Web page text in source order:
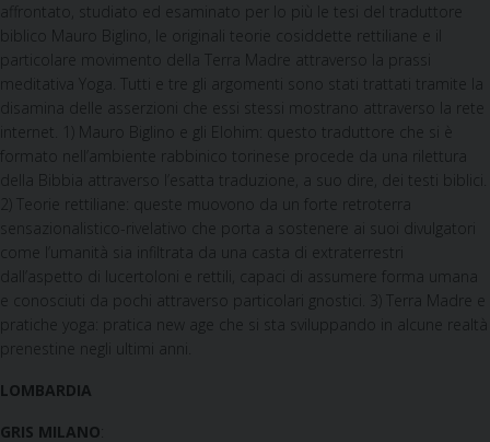
affrontato, studiato ed esaminato per lo più le tesi del traduttore
biblico Mauro Biglino, le originali teorie cosiddette rettiliane e il
particolare movimento della Terra Madre attraverso la prassi
meditativa Yoga. Tutti e tre gli argomenti sono stati trattati tramite la
disamina delle asserzioni che essi stessi mostrano attraverso la rete
internet. 1) Mauro Biglino e gli Elohim: questo traduttore che si è
formato nell’ambiente rabbinico torinese procede da una rilettura
della Bibbia attraverso l’esatta traduzione, a suo dire, dei testi biblici.
2) Teorie rettiliane: queste muovono da un forte retroterra
sensazionalistico-rivelativo che porta a sostenere ai suoi divulgatori
come l’umanità sia infiltrata da una casta di extraterrestri
dall’aspetto di lucertoloni e rettili, capaci di assumere forma umana
e conosciuti da pochi attraverso particolari gnostici. 3) Terra Madre e
pratiche yoga: pratica new age che si sta sviluppando in alcune realtà
prenestine negli ultimi anni.
LOMBARDIA
GRIS MILANO